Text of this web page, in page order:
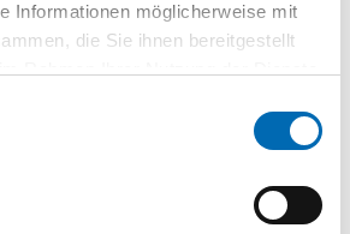
Informationen möglicherweise mit
die Sie ihnen bereitgestellt
Schichtpressstoffplatten und